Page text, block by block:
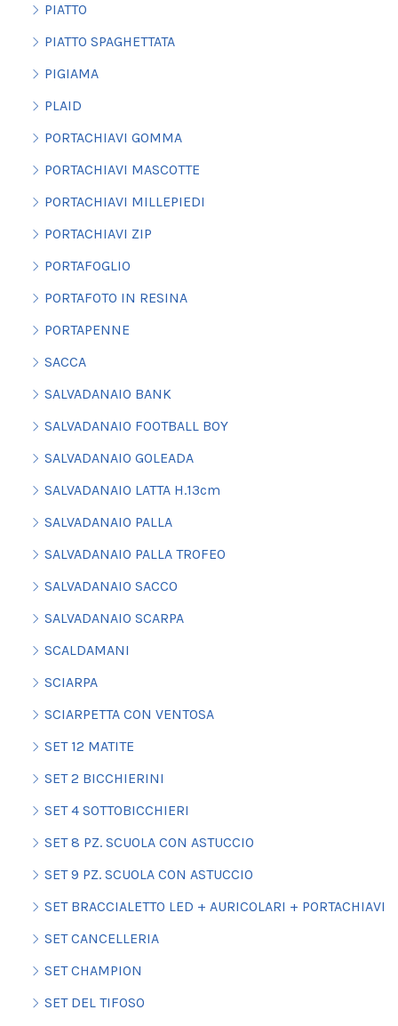
PIATTO
PIATTO SPAGHETTATA
PIGIAMA
PLAID
PORTACHIAVI GOMMA
PORTACHIAVI MASCOTTE
PORTACHIAVI MILLEPIEDI
PORTACHIAVI ZIP
PORTAFOGLIO
PORTAFOTO IN RESINA
PORTAPENNE
SACCA
SALVADANAIO BANK
SALVADANAIO FOOTBALL BOY
SALVADANAIO GOLEADA
SALVADANAIO LATTA H.13cm
SALVADANAIO PALLA
SALVADANAIO PALLA TROFEO
SALVADANAIO SACCO
SALVADANAIO SCARPA
SCALDAMANI
SCIARPA
SCIARPETTA CON VENTOSA
SET 12 MATITE
SET 2 BICCHIERINI
SET 4 SOTTOBICCHIERI
SET 8 PZ. SCUOLA CON ASTUCCIO
SET 9 PZ. SCUOLA CON ASTUCCIO
SET BRACCIALETTO LED + AURICOLARI + PORTACHIAVI
SET CANCELLERIA
SET CHAMPION
SET DEL TIFOSO